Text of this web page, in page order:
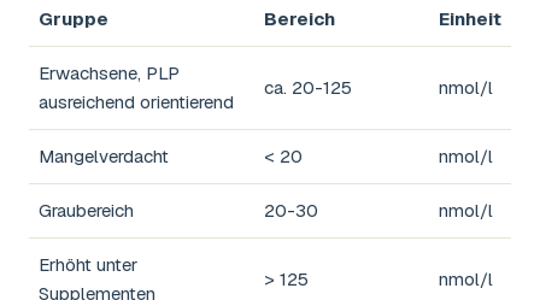
Gruppe Bereich Einheit
Erwachsene, PLP
ausreichend orientierend
ca. 20-125 nmol/l
Mangelverdacht < 20 nmol/l
Graubereich 20-30 nmol/l
Erhöht unter
Supplementen
> 125 nmol/l